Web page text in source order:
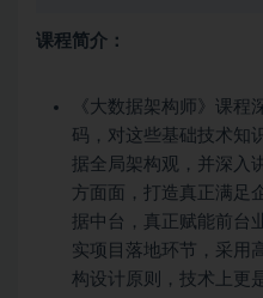
课程简介：
《大数据架构师》课程
码，对这些基础技术知
据全局架构观，并深入
方面面，打造真正满足
据中台，真正赋能前台
实项目落地环节，采用
构设计原则，技术上更